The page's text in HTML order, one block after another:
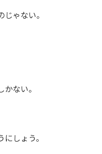
じゃない。
かない。
しょう。